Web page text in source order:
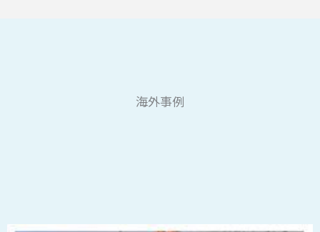
海外事例